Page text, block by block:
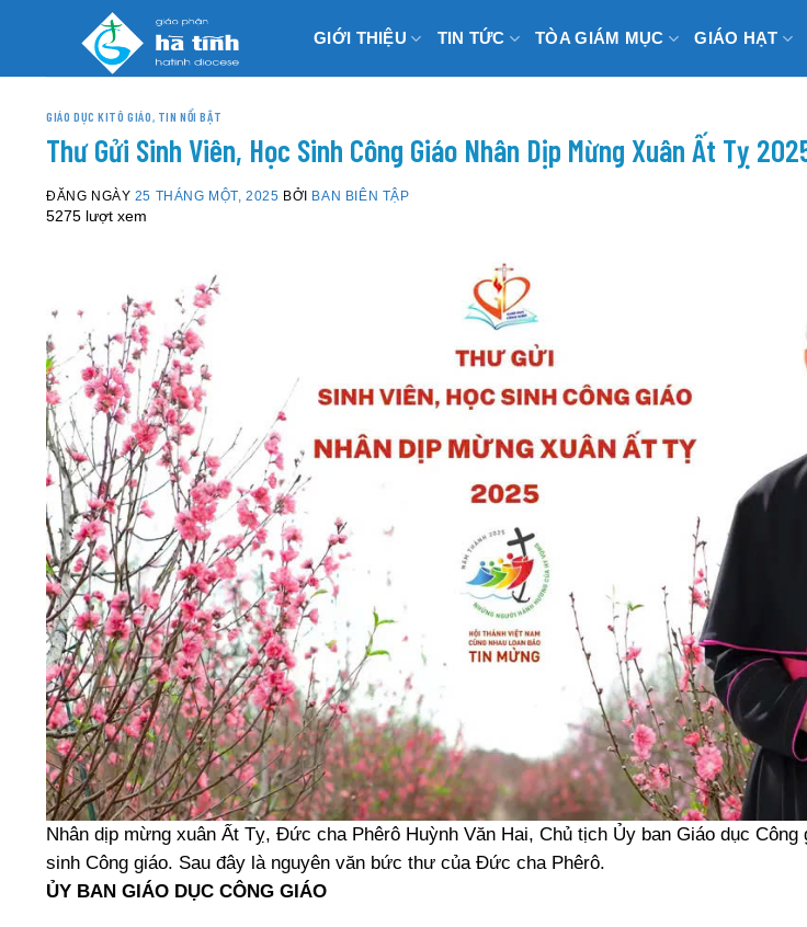
GIỚI THIỆU TIN TỨC TÒA GIÁM MỤC GIÁO HẠT
GIÁO DỤC KITÔ GIÁO, TIN NỔI BẬT
Thư Gửi Sinh Viên, Học Sinh Công Giáo Nhân Dịp Mừng Xuân Ất Tỵ
ĐĂNG NGÀY 25 THÁNG MỘT, 2025 BỞI BAN BIÊN TẬP
5275 lượt xem
Nhân dịp mừng xuân Ất Tỵ, Đức cha Phêrô Huỳnh Văn Hai, Chủ tịch Ủy ban Giáo dục
sinh Công giáo. Sau đây là nguyên văn bức thư của Đức cha Phêrô.
ỦY BAN GIÁO DỤC CÔNG GIÁO